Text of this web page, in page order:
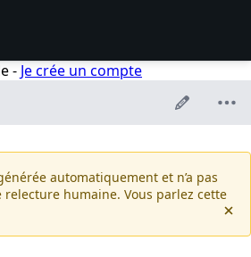
- Je crée un compte
automatiquement et n’a pas
relecture humaine. Vous parlez cette